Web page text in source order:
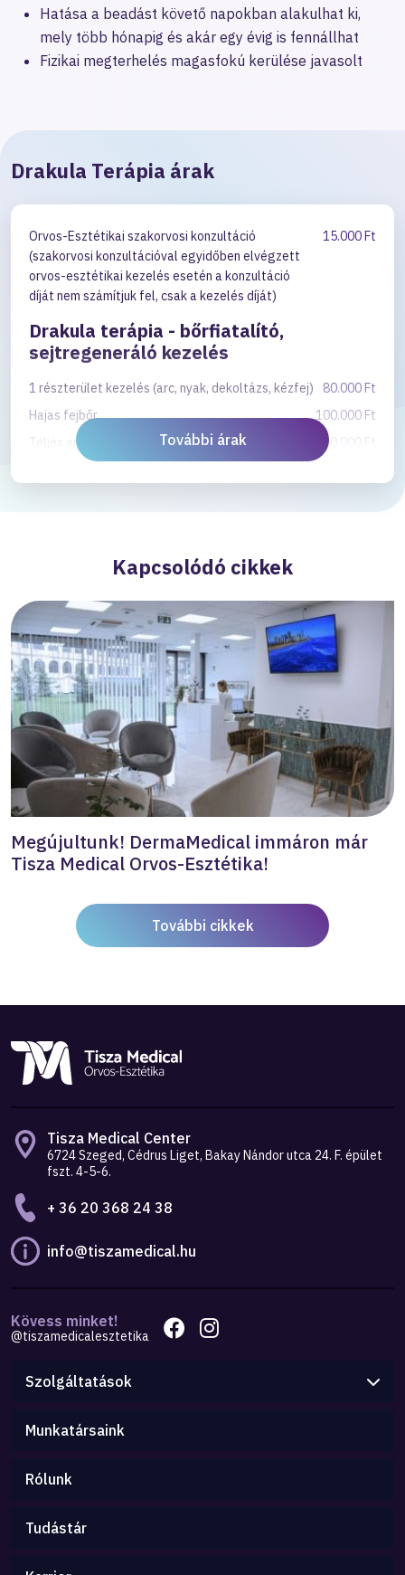
Hatása a beadást követő napokban alakulhat ki,
mely több hónapig és akár egy évig is fennállhat
Fizikai megterhelés magasfokú kerülése javasolt
Drakula Terápia árak
Orvos-Esztétikai szakorvosi konzultáció
(szakorvosi konzultációval egyidőben elvégzett
orvos-esztétikai kezelés esetén a konzultáció
díját nem számítjuk fel, csak a kezelés díját)
15.000 Ft
Drakula terápia - bőrfiatalító,
sejtregeneráló kezelés
1 részterület kezelés (arc, nyak, dekoltázs, kézfej)
80.000 Ft
Hajas fejbőr
100.000 Ft
Teljes arc kezelés
100.000 Ft
Hajas fejbőr 3 alkalom
Teljes arc 3 alkalom
250.000 Ft
Teljes arc + nyak + dekoltázs 3 alkalom
300.000 Ft
További árak
Kapcsolódó cikkek
Megújultunk! DermaMedical immáron már
Tisza Medical Orvos-Esztétika!
További cikkek
Tisza Medical Center
6724 Szeged, Cédrus Liget, Bakay Nándor utca 24. F. épület
fszt. 4-5-6.
+ 36 20 368 24 38
info@tiszamedical.hu
Kövess minket!
@tiszamedicalesztetika
Szolgáltatások
Munkatársaink
Rólunk
Tudástár